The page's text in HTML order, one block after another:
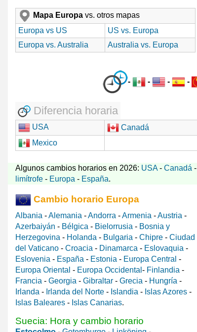
Mapa Europa vs. otros mapas
Europa vs US
US vs. Europa
Europa vs. Australia
Australia vs. Europa
- - - -
Diferencia horaria
USA Canadá
Mexico
Algunos cambios horarios en 2026: USA- Canadá -
limítrofe - Europa - España.
Cambio horario Europa
Albania -Alemania -Andorra -Armenia -Austria -
Azerbaiyán - Bélgica - Bielorrusia - Bosnia y
Herzegovina - Holanda - Bulgaria - Chipre - Ciudad
del Vaticano - Croacia - Dinamarca - Eslovaquia -
Eslovenia - España - Estonia - Europa Central -
Europa Oriental - Europa Occidental - Finlandia -
Francia - Georgia - Gibraltar - Grecia - Hungría -
Irlanda - Irlanda del Norte - Islandia - Islas Azores -
Islas Baleares - Islas Canarias.
Suecia: Hora y cambio horario